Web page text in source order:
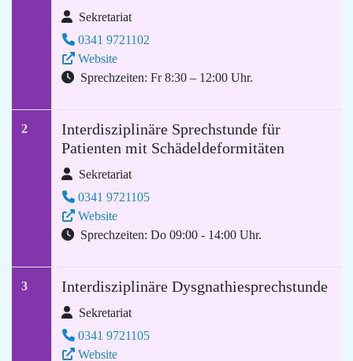
Sekretariat
0341 9721102
Website
Sprechzeiten: Fr 8:30 – 12:00 Uhr.
2
Interdisziplinäre Sprechstunde für
Patienten mit Schädeldeformitäten
Sekretariat
0341 9721105
Website
Sprechzeiten: Do 09:00 - 14:00 Uhr.
3 Interdisziplinäre Dysgnathiesprechstunde
Sekretariat
0341 9721105
Website